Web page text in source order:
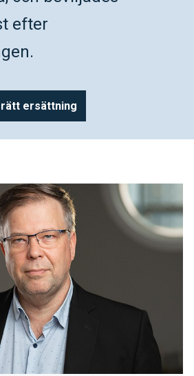
efter
ersättning